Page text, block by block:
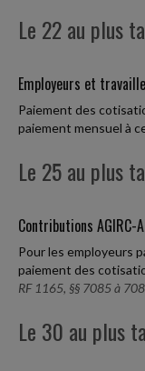
Le 22 au plus
Employeurs et
Paiement des
paiement mensuel à
Le 25 au plus
Contributions AGIRC-
Pour les employeurs
paiement des
RF 1165, §§ 7085 à
Le 30 au plus